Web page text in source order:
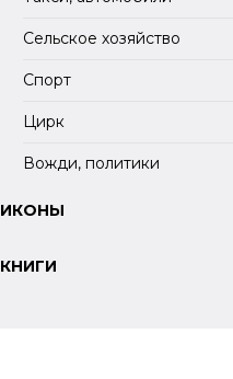
Сельское хозяйство
Спорт
Цирк
Вожди, политики
ИКОНЫ
КНИГИ